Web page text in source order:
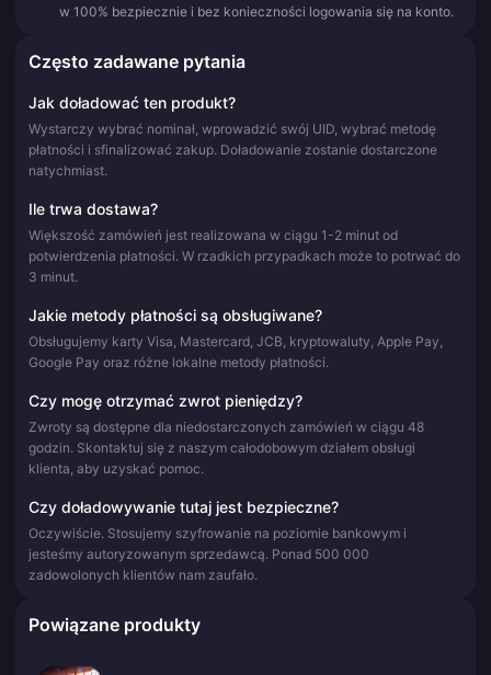
w 100% bezpiecznie i bez konieczności logowania się na konto.
Często zadawane pytania
Jak doładować ten produkt?
Wystarczy wybrać nominał, wprowadzić swój UID, wybrać metodę
płatności i sfinalizować zakup. Doładowanie zostanie dostarczone
natychmiast.
Ile trwa dostawa?
Większość zamówień jest realizowana w ciągu 1-2 minut od
potwierdzenia płatności. W rzadkich przypadkach może to potrwać do
3 minut.
Jakie metody płatności są obsługiwane?
Obsługujemy karty Visa, Mastercard, JCB, kryptowaluty, Apple Pay,
Google Pay oraz różne lokalne metody płatności.
Czy mogę otrzymać zwrot pieniędzy?
Zwroty są dostępne dla niedostarczonych zamówień w ciągu 48
godzin. Skontaktuj się z naszym całodobowym działem obsługi
klienta, aby uzyskać pomoc.
Czy doładowywanie tutaj jest bezpieczne?
Oczywiście. Stosujemy szyfrowanie na poziomie bankowym i
jesteśmy autoryzowanym sprzedawcą. Ponad 500 000
zadowolonych klientów nam zaufało.
Powiązane produkty